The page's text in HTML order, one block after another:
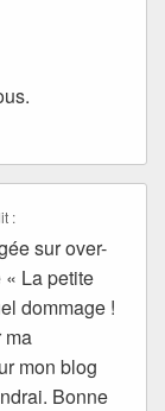
:
sur over-
La petite
dommage !
ma
mon blog
Bonne